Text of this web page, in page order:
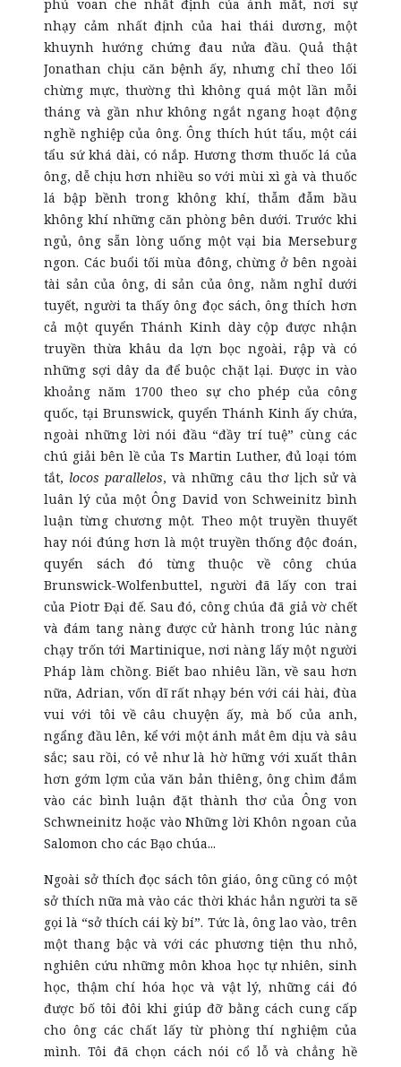
phủ voan che nhất định của ánh mắt, nơi sự
nhạy cảm nhất định của hai thái dương, một
khuynh hướng chứng đau nửa đầu. Quả thật
Jonathan chịu căn bệnh ấy, nhưng chỉ theo lối
chừng mực, thường thì không quá một lần mỗi
tháng và gần như không ngắt ngang hoạt động
nghề nghiệp của ông. Ông thích hút tẩu, một cái
tẩu sứ khá dài, có nắp. Hương thơm thuốc lá của
ông, dễ chịu hơn nhiều so với mùi xì gà và thuốc
lá bập bềnh trong không khí, thẫm đẫm bầu
không khí những căn phòng bên dưới. Trước khi
ngủ, ông sẵn lòng uống một vại bia Merseburg
ngon. Các buổi tối mùa đông, chừng ở bên ngoài
tài sản của ông, di sản của ông, nằm nghỉ dưới
tuyết, người ta thấy ông đọc sách, ông thích hơn
cả một quyển Thánh Kinh dày cộp được nhận
truyền thừa khâu da lợn bọc ngoài, rập và có
những sợi dây da để buộc chặt lại. Được in vào
khoảng năm 1700 theo sự cho phép của công
quốc, tại Brunswick, quyển Thánh Kinh ấy chứa,
ngoài những lời nói đầu “đầy trí tuệ” cùng các
chú giải bên lề của Ts Martin Luther, đủ loại tóm
tắt, locos parallelos, và những câu thơ lịch sử và
luân lý của một Ông David von Schweinitz bình
luận từng chương một. Theo một truyền thuyết
hay nói đúng hơn là một truyền thống độc đoán,
quyển sách đó từng thuộc về công chúa
Brunswick-Wolfenbuttel, người đã lấy con trai
của Piotr Đại đế. Sau đó, công chúa đã giả vờ chết
và đám tang nàng được cử hành trong lúc nàng
chạy trốn tới Martinique, nơi nàng lấy một người
Pháp làm chồng. Biết bao nhiêu lần, về sau hơn
nữa, Adrian, vốn dĩ rất nhạy bén với cái hài, đùa
vui với tôi về câu chuyện ấy, mà bố của anh,
ngẩng đầu lên, kể với một ánh mắt êm dịu và sâu
sắc; sau rồi, có vẻ như là hờ hững với xuất thân
hơn gớm lợm của văn bản thiêng, ông chìm đắm
vào các bình luận đặt thành thơ của Ông von
Schwneinitz hoặc vào Những lời Khôn ngoan của
Salomon cho các Bạo chúa...
Ngoài sở thích đọc sách tôn giáo, ông cũng có một
sở thích nữa mà vào các thời khác hẳn người ta sẽ
gọi là “sở thích cái kỳ bí”. Tức là, ông lao vào, trên
một thang bậc và với các phương tiện thu nhỏ,
nghiên cứu những môn khoa học tự nhiên, sinh
học, thậm chí hóa học và vật lý, những cái đó
được bố tôi đôi khi giúp đỡ bằng cách cung cấp
cho ông các chất lấy từ phòng thí nghiệm của
mình. Tôi đã chọn cách nói cổ lỗ và chẳng hề